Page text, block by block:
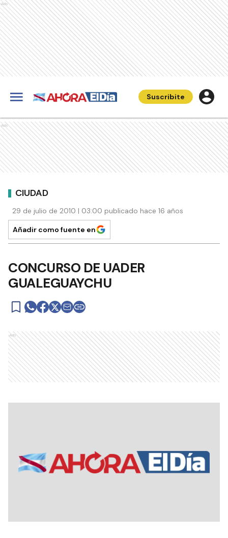
Ads
Suscribite
Ads
CIUDAD
29 de julio de 2010 | 03:00 publicado hace 16 años
Añadir como fuente en
CONCURSO DE UADER
GUALEGUAYCHU
Ads